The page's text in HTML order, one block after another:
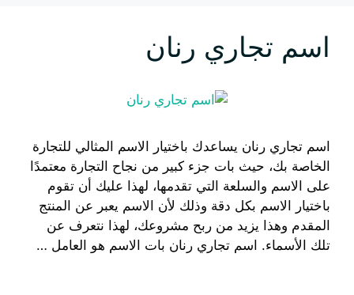
اسم تجاري رنان
اسم تجاري رنان يساعدك باختيار الاسم المثالي للتجارة
الخاصة بك، حيث بات جزء كبير من نجاح التجارة معتمدًا
على الاسم والسلعة التي تقدمها، لهذا عليك أن تقوم
باختيار الاسم بكل دقة وذلك لأن الاسم يعبر عن المنتج
المقدم وهذا يزيد من ربح مشروعك، لهذا نتعرف عن
تلك الأسماء. اسم تجاري رنان بات الاسم هو العامل …